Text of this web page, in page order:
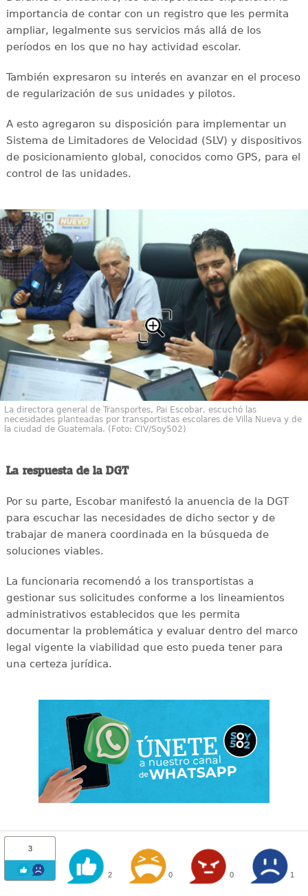
importancia de contar con un registro que les permita
ampliar, legalmente sus servicios más allá de los
períodos en los que no hay actividad escolar.
También expresaron su interés en avanzar en el proceso
de regularización de sus unidades y pilotos.
A esto agregaron su disposición para implementar un
Sistema de Limitadores de Velocidad (SLV) y dispositivos
de posicionamiento global, conocidos como GPS, para el
control de las unidades.
La directora general de Transportes, Pai Escobar, escuchó las
necesidades planteadas por transportistas escolares de Villa Nueva y de
la ciudad de Guatemala. (Foto: CIV/Soy502)
La respuesta de la DGT
Por su parte, Escobar manifestó la anuencia de la DGT
para escuchar las necesidades de dicho sector y de
trabajar de manera coordinada en la búsqueda de
soluciones viables.
La funcionaria recomendó a los transportistas a
gestionar sus solicitudes conforme a los lineamientos
administrativos establecidos que les permita
documentar la problemática y evaluar dentro del marco
legal vigente la viabilidad que esto pueda tener para
una certeza jurídica.
3
2 0 0 1